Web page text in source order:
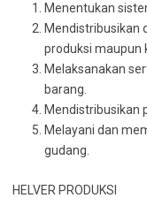
Menentukan
Mendistribusikan
produksi maupun
Melaksanakan
barang.
Mendistribusikan
Melayani dan
gudang.
HELVER PRODUKSI